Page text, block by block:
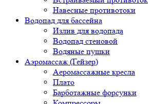
Навесные противотоки
Водопад для бассейна
Излив для водопада
Водопад стеновой
Водяные пушки
Аэромассаж (Гейзер)
Аеромассажные кресла
Плато
Барботажные форсунки